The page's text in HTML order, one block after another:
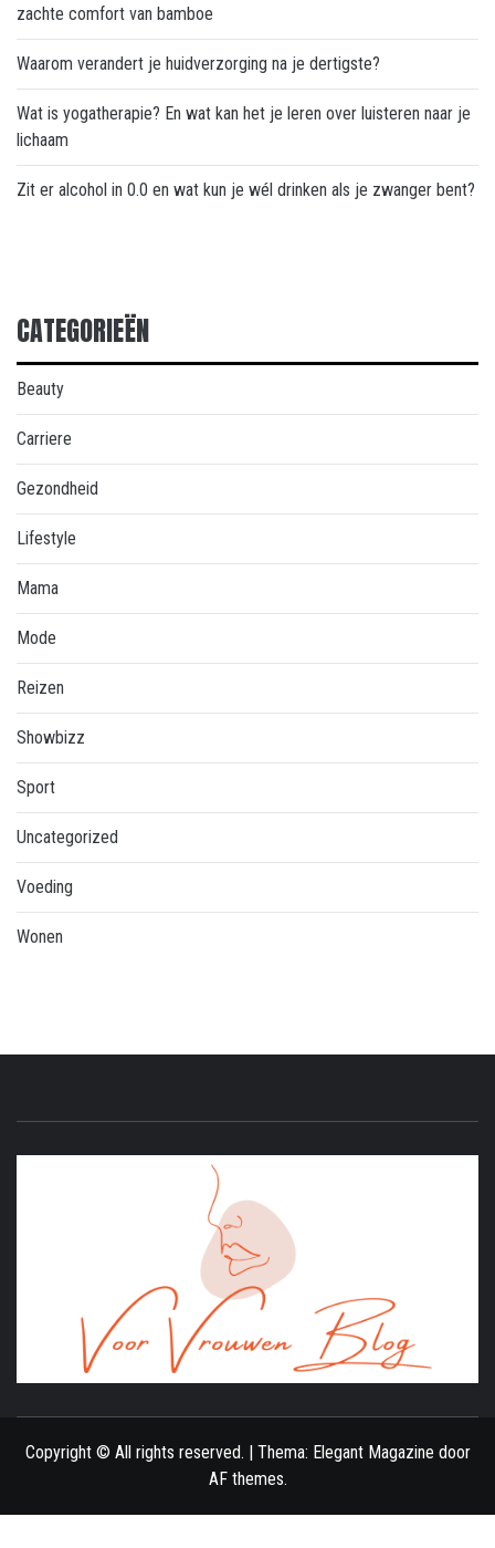
zachte comfort van bamboe
Waarom verandert je huidverzorging na je dertigste?
Wat is yogatherapie? En wat kan het je leren over luisteren naar je
lichaam
Zit er alcohol in 0.0 en wat kun je wél drinken als je zwanger bent?
CATEGORIEËN
Beauty
Carriere
Gezondheid
Lifestyle
Mama
Mode
Reizen
Showbizz
Sport
Uncategorized
Voeding
Wonen
Copyright © All rights reserved. | Thema: Elegant Magazine door
AF themes.